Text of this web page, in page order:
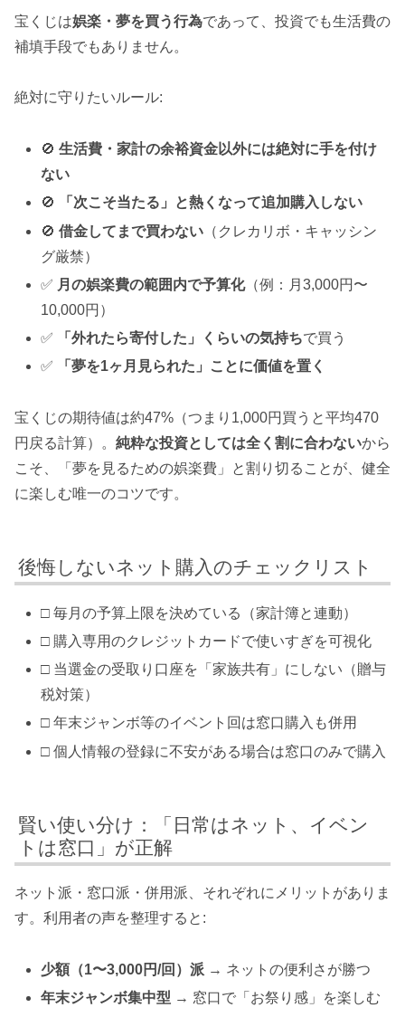
宝くじは娯楽・夢を買う行為であって、投資でも生活費の
補填手段でもありません。
絶対に守りたいルール:
🚫生活費・家計の余裕資金以外には絶対に手を付け
ない
🚫
「次こそ当たる」と熱くなって追加購入しない
🚫借金してまで買わない （クレカリボ・キャッシン
グ厳禁）
✅ 月の娯楽費の範囲内で予算化（例：月3,000円〜
10,000円）
✅
「外れたら寄付した」くらいの気持ちで買う
✅
「夢を1ヶ月見られた」ことに価値を置く
宝くじの期待値は約47%（つまり1,000円買うと平均470
円戻る計算）。 純粋な投資としては全く割に合わないから
こそ、「夢を見るための娯楽費」と割り切ることが、健全
に楽しむ唯一のコツです。
後悔しないネット購入のチェックリスト
□ 毎月の予算上限を決めている（家計簿と連動）
□ 購入専用のクレジットカードで使いすぎを可視化
□ 当選金の受取り口座を「家族共有」にしない（贈与
税対策）
□ 年末ジャンボ等のイベント回は窓口購入も併用
□ 個人情報の登録に不安がある場合は窓口のみで購入
賢い使い分け：「日常はネット、イベン
トは窓口」が正解
ネット派・窓口派・併用派、それぞれにメリットがありま
す。利用者の声を整理すると:
少額（1〜3,000円/回）派 → ネットの便利さが勝つ
年末ジャンボ集中型 → 窓口で「お祭り感」を楽しむ